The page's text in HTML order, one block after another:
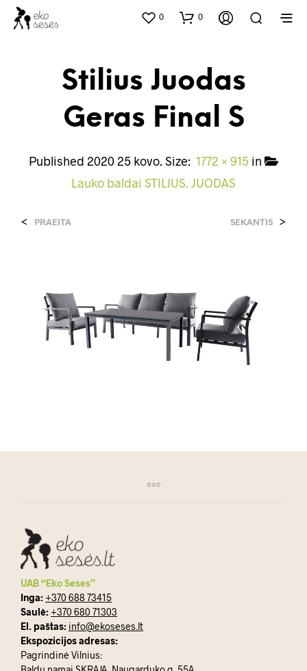
0 0
Stilius Juodas
Geras Final S
Published 2020 25 kovo. Size: 1772 × 915 in
Lauko baldai STILIUS. JUODAS
< PRAEITA SEKANTIS >
UAB “Eko Seses”
Inga: +370 688 73415
Saulė: +370 680 71303
El. paštas: info@ekoseses.lt
Ekspozicijos adresas:
Pagrindinė Vilnius: